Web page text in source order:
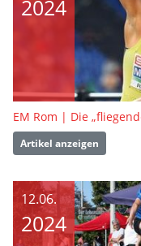
2024
Artikel anzeigen
12.06.
2024